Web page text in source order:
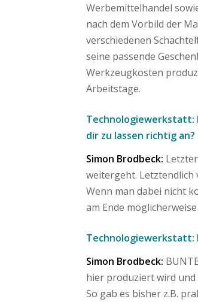
Werbemittelhandel
nach dem Vorbild der
verschiedenen
seine passende
Werkzeugkosten
Arbeitstage.
Technologiewerkstatt:
dir zu lassen richtig an?
Simon Brodbeck:
weitergeht. Letztendlich
Wenn man dabei nicht
am Ende
Technologiewerkstatt:
Simon Brodbeck:
hier produziert wird und
So gab es bisher z.B.